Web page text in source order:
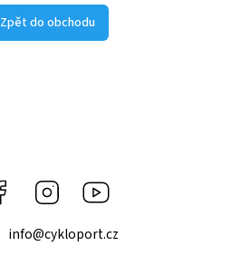
Zpět do obchodu
Facebook Instagram
info@cykloport.cz